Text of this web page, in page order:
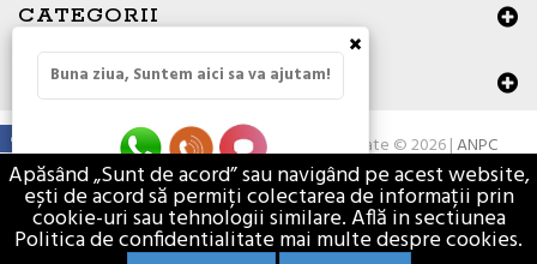
CATEGORII
DATE DE CONTACT
Toate drepturile rezervate © 2026 |ANPC
Apăsând „Sunt de acord” sau navigând pe acest website,
ești de acord să permiți colectarea de informații prin
cookie-uri sau tehnologii similare. Află in sectiunea
Politica de confidentialitate mai multe despre cookies.
×
Buna ziua, Suntem aici sa va ajutam!